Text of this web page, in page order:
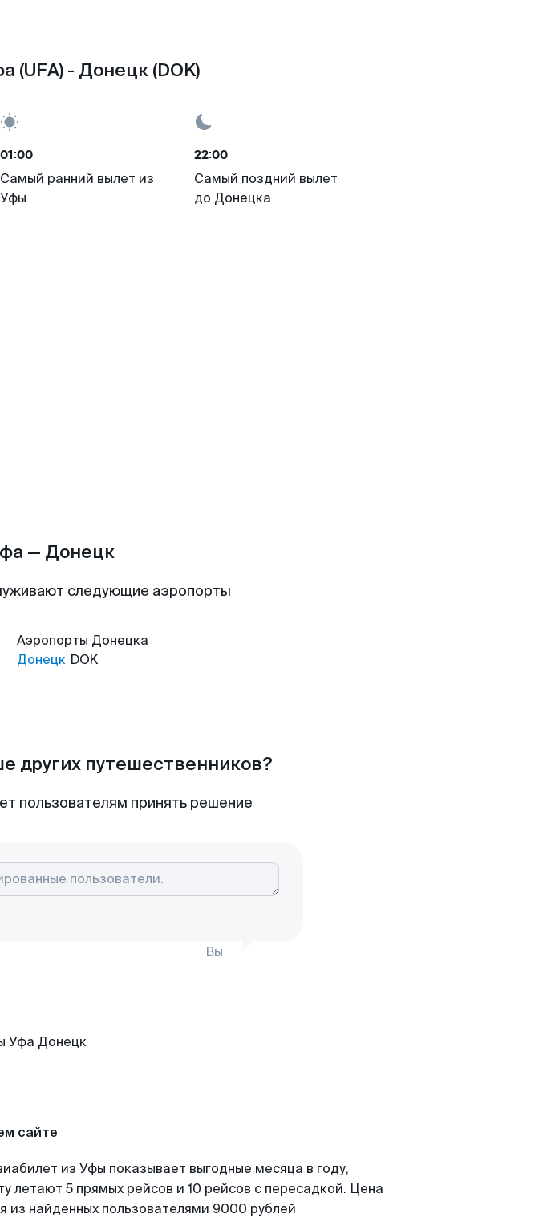
(UFA) - Донецк (DOK)
01:00
Самый ранний вылет из
Уфы
22:00
Самый поздний вылет
до Донецка
— Донецк
следующие аэропорты
Аэропорты Донецка
Донецк DOK
других путешественников?
пользователям принять решение
Вы
сайте
из Уфы показывает выгодные месяца в году,
летают 5 прямых рейсов и 10 рейсов с пересадкой. Цена
из найденных пользователями 9000 рублей